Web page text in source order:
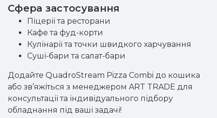
Сфера застосування
Піцерії та ресторани
Кафе та фуд-корти
Кулінарії та точки швидкого харчування
Суші-бари та салат-бари
Додайте QuadroStream Pizza Combi до кошика
або зв’яжіться з менеджером ART TRADE для
консультації та індивідуального підбору
обладнання під ваші задачі!